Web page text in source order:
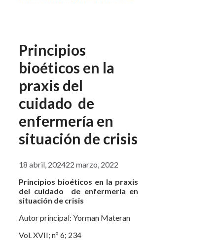
Principios
bioéticos en la
praxis del
cuidado de
enfermería en
situación de crisis
18 abril, 202422 marzo, 2022
Principios bioéticos en la praxis
del cuidado de enfermería en
situación de crisis
Autor principal: Yorman Materan
Vol. XVII; nº 6; 234